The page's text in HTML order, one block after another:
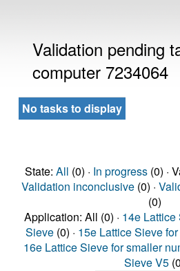
Validation pending
computer 7234064
No tasks to display
State: All (0) · In progress(0) ·
Validation inconclusive(0) ·
(0)
Application: All (0) · 14e Lattice
Sieve (0) · 15e Lattice Sieve
16e Lattice Sieve for smaller
Sieve V5